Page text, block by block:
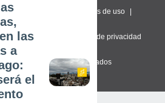
Términos de uso
privacidad Configuración de privacidad
Todos los derechos reservados
las
a
el